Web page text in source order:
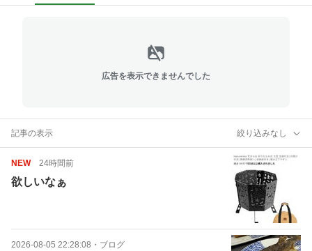
広告を表示できませんでした
記事の表示 絞り込みなし
NEW 24時間前
欲しいなぁ
2026-08-05 22:28:08 ・ ブログ